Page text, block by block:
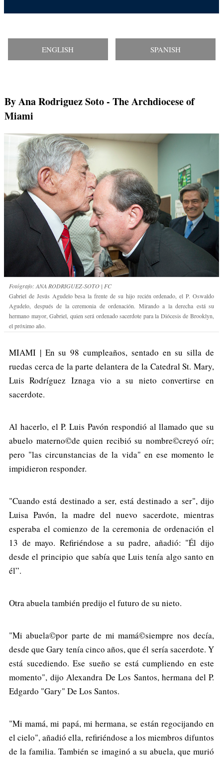
ENGLISH SPANISH
By Ana Rodriguez Soto- The Archdiocese of
Miami
Fotógrafo: ANA RODRIGUEZ-SOTO | FC
Gabriel de Jesús Agudelo besa la frente de su hijo recién ordenado, el P. Oswaldo
Agudelo, después de la ceremonia de ordenación. Mirando a la derecha está su
hermano mayor, Gabriel, quien será ordenado sacerdote para la Diócesis de Brooklyn,
el próximo año.
MIAMI | En su 98 cumpleaños, sentado en su silla de
ruedas cerca de la parte delantera de la Catedral St. Mary,
Luis Rodríguez Iznaga vio a su nieto convertirse en
sacerdote.
Al hacerlo, el P. Luis Pavón respondió al llamado que su
abuelo materno©de quien recibió su nombre©creyó oír;
pero "las circunstancias de la vida" en ese momento le
impidieron responder.
"Cuando está destinado a ser, está destinado a ser", dijo
Luisa Pavón, la madre del nuevo sacerdote, mientras
esperaba el comienzo de la ceremonia de ordenación el
13 de mayo. Refiriéndose a su padre, añadió: "Él dijo
desde el principio que sabía que Luis tenía algo santo en
él”.
Otra abuela también predijo el futuro de su nieto.
"Mi abuela©por parte de mi mamá©siempre nos decía,
desde que Gary tenía cinco años, que él sería sacerdote. Y
está sucediendo. Ese sueño se está cumpliendo en este
momento", dijo Alexandra De Los Santos, hermana del P.
Edgardo "Gary" De Los Santos.
"Mi mamá, mi papá, mi hermana, se están regocijando en
el cielo", añadió ella, refiriéndose a los miembros difuntos
de la familia. También se imaginó a su abuela, que murió